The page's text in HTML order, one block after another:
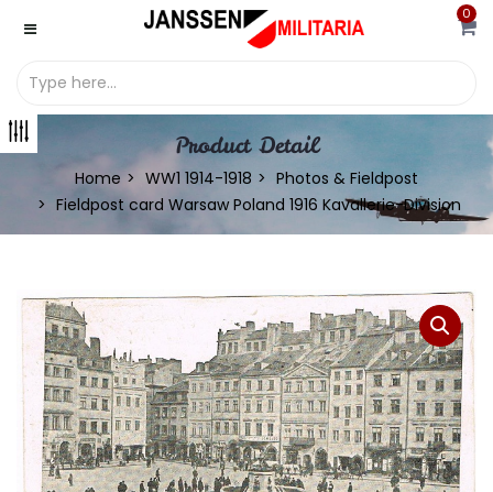
0
Product Detail
Home WW1 1914-1918
Photos & Fieldpost
Fieldpost card Warsaw Poland 1916 Kavallerie-Division